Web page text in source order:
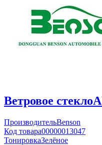
Ветровое стекло
ПроизводительBenson
Код товара00000013047
ТонировкаЗелёное